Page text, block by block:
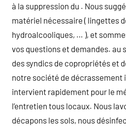
à la suppression du . Nous
matériel nécessaire ( lingettes
hydroalcooliques, … ), et
vos questions et demandes. au
des syndics de copropriétés et
notre société de décrassement
intervient rapidement pour le
l’entretien tous locaux. Nous
décapons les sols, nous